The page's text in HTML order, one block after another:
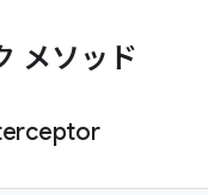
メソッド